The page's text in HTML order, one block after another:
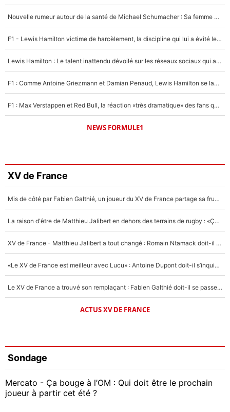
Nouvelle rumeur autour de la santé de Michael Schumacher : Sa femme Corinna sort du silence
F1 - Lewis Hamilton victime de harcèlement, la discipline qui lui a évité le pire : «J'aurais probablement mal tourné»
Lewis Hamilton : Le talent inattendu dévoilé sur les réseaux sociaux qui a impressionné Kim Kardashian pendant leurs vacances en amoureux !
F1 : Comme Antoine Griezmann et Damian Penaud, Lewis Hamilton se lance dans le business des cartes à collectionner !
F1 : Max Verstappen et Red Bull, la réaction «très dramatique» des fans qui agace le quadruple champion du monde !
NEWS FORMULE1
XV de France
Mis de côté par Fabien Galthié, un joueur du XV de France partage sa frustration : «ils ne me l’ont pas dit tout de suite»
La raison d'être de Matthieu Jalibert en dehors des terrains de rugby : «Ça m'atteint autant que si tu touches à un membre de ma famille»
XV de France - Matthieu Jalibert a tout changé : Romain Ntamack doit-il s’inquiéter pour sa place à un an de la Coupe du monde ?
«Le XV de France est meilleur avec Lucu» : Antoine Dupont doit-il s’inquiéter pour sa place ?
Le XV de France a trouvé son remplaçant : Fabien Galthié doit-il se passer d'Antoine Dupont ?
ACTUS XV DE FRANCE
Sondage
Mercato - Ça bouge à l’OM : Qui doit être le prochain
joueur à partir cet été ?